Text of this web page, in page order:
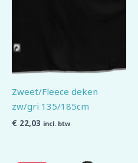
Zweet/Fleece deken
zw/gri 135/185cm
€ 22,03 incl. btw